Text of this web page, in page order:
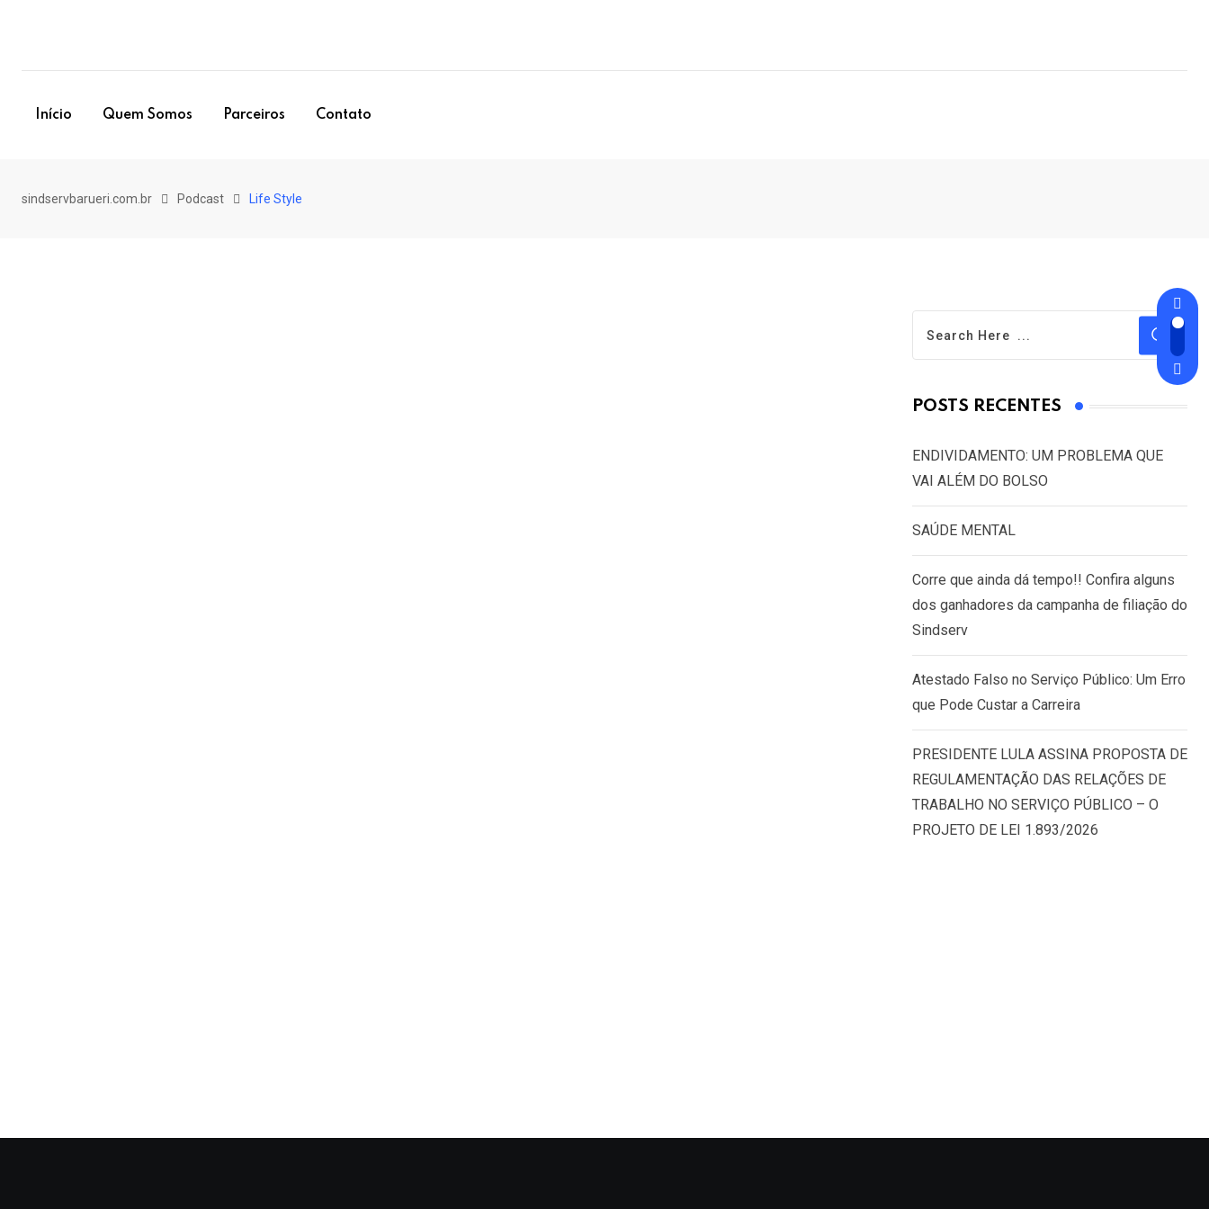
Início Quem Somos Parceiros Contato
sindservbarueri.com.br Podcast Life Style
POSTS RECENTES
ENDIVIDAMENTO: UM PROBLEMA QUE
VAI ALÉM DO BOLSO
SAÚDE MENTAL
Corre que ainda dá tempo!! Confira alguns
dos ganhadores da campanha de filiação do
Sindserv
Atestado Falso no Serviço Público: Um Erro
que Pode Custar a Carreira
PRESIDENTE LULA ASSINA PROPOSTA DE
REGULAMENTAÇÃO DAS RELAÇÕES DE
TRABALHO NO SERVIÇO PÚBLICO – O
PROJETO DE LEI 1.893/2026